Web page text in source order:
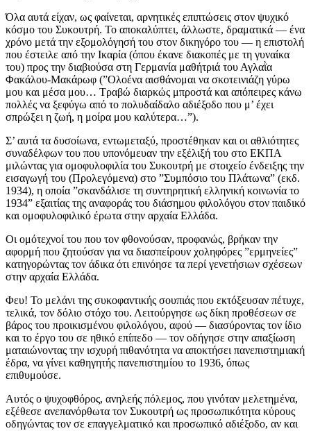
Όλα αυτά είχαν, ως φαίνεται, αρνητικές επιπτώσεις στον ψυχικό
κόσμο του Συκουτρή. Το αποκαλύπτει, άλλωστε, δραματικά — ένα
χρόνο μετά την εξομολόγησή του στον δικηγόρο του — η επιστολή
που έστειλε από την Ικαρία (όπου έκανε διακοπές με τη γυναίκα
του) προς την διαβιούσα στη Γερμανία μαθήτριά του Αγλαῒα
Φακάλου-Μακάρωφ (”Ολοένα αισθάνομαι να σκοτεινιάζη γύρω
μου και μέσα μου… Τραβώ διαρκώς μπροστά και απόπειρες κάνω
πολλές να ξεφύγω από το πολυδαίδαλο αδιέξοδο που μ’ έχει
σπρώξει η ζωή, η μοίρα μου καλύτερα…”).
Σ’ αυτά τα δυσοίωνα, εντωμεταξύ, προστέθηκαν και οι αθλιότητες
συναδέλφων του που υπονόμευαν την εξέλιξή του στο ΕΚΠΑ
μιλώντας για ομοφυλοφιλία του Συκουτρή με στοιχείο ένδειξης την
εισαγωγή του (Προλεγόμενα) στο ”Συμπόσιο του Πλάτωνα” (εκδ.
1934), η οποία ”σκανδάλισε τη συντηρητική ελληνική κοινωνία το
1934” εξαιτίας της αναφοράς του διάσημου φιλολόγου στον παιδικό
και ομοφυλοφιλικό έρωτα στην αρχαία Ελλάδα.
Οι ομότεχνοί του που τον φθονούσαν, προφανώς, βρήκαν την
αφορμή που ζητούσαν για να διασπείρουν χοληφόρες ”ερμηνείες”
κατηγορώντας τον άδικα ότι επινόησε τα περί γενετήσιων σχέσεων
στην αρχαία Ελλάδα.
Φευ! Το μελάνι της συκοφαντικής σουπιάς που εκτόξευσαν πέτυχε,
τελικά, τον δόλιο στόχο του. Λειτούργησε ως δίκη προθέσεων σε
βάρος του προικισμένου φιλολόγου, αφού — διασύροντας τον ίδιο
και το έργο του σε ηθικό επίπεδο — τον οδήγησε στην απαξίωση
ματαιώνοντας την ισχυρή πιθανότητα να αποκτήσει πανεπιστημιακή
έδρα, να γίνει καθηγητής πανεπιστημίου το 1936, όπως
επιθυμούσε.
Αυτός ο ψυχοφθόρος, ανηλεής πόλεμος, που γινόταν μελετημένα,
εξέθεσε ανεπανόρθωτα τον Συκουτρή ως προσωπικότητα κύρους
οδηγώντας τον σε επαγγελματικό και προσωπικό αδιέξοδο, αν και